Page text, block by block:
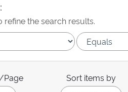
refine the search results.
Page Sort items by